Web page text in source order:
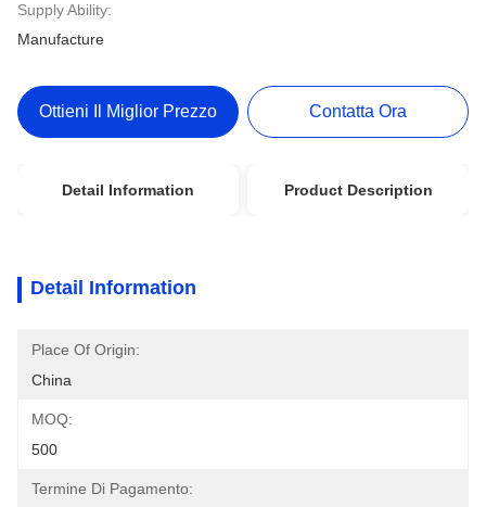
Supply Ability:
Manufacture
Ottieni Il Miglior Prezzo Contatta Ora
Detail Information Product Description
Detail Information
Place Of Origin:
China
MOQ:
500
Termine Di Pagamento: